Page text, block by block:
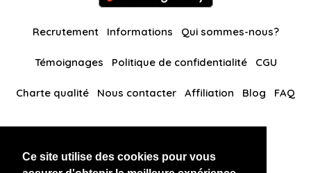
Ce site utilise des cookies pour vous
Recrutement Informations Qui sommes-nous?
Témoignages Politique de confidentialité CGU
Charte qualité Nous contacter Affiliation Blog FAQ
BlackAndBeauties RussianKisses